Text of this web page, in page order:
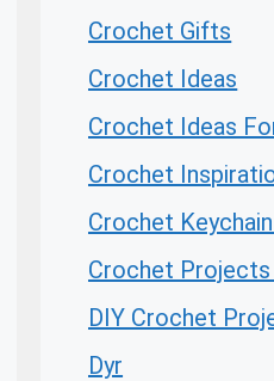
Crochet Gifts
Crochet Ideas
Crochet Ideas
Crochet
Crochet
Crochet Projects
DIY Crochet
Dyr